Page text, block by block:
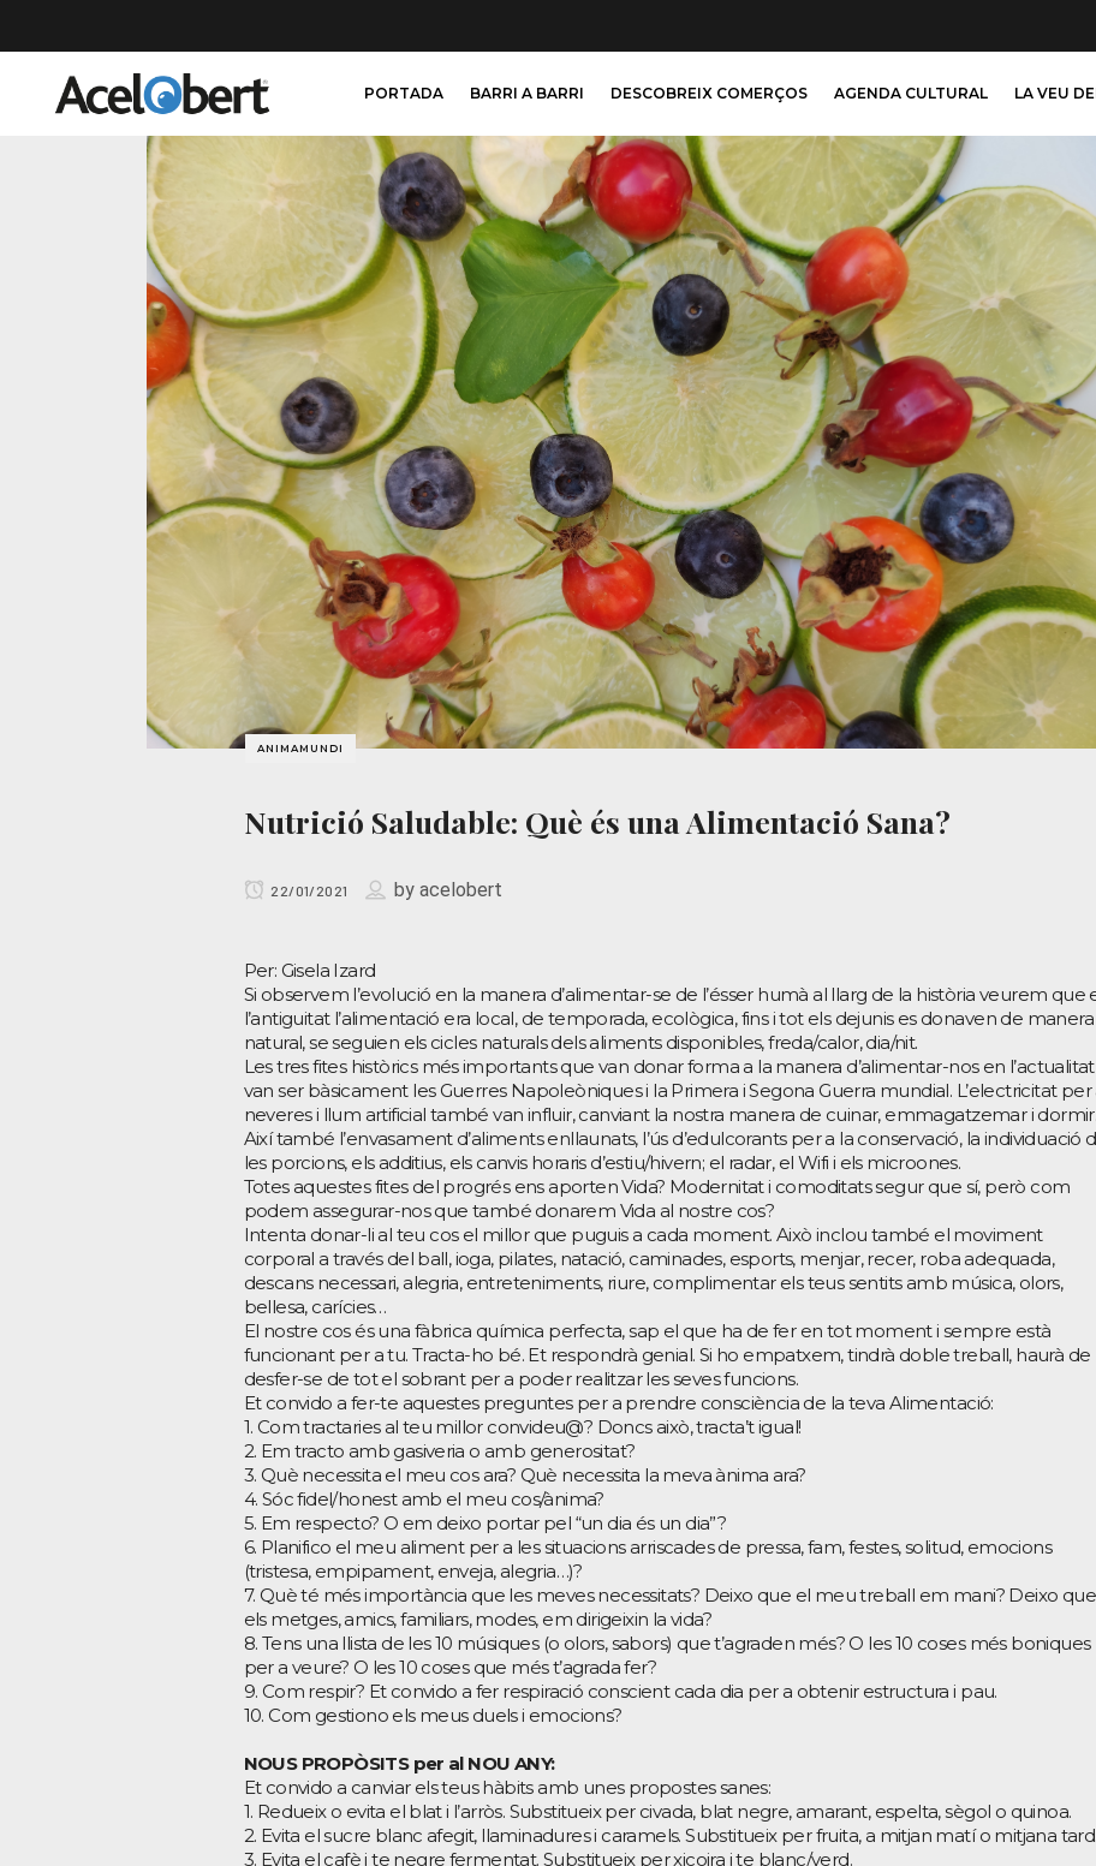
PORTADA BARRI A BARRI DESCOBREIX COMERÇOS AGENDA CULTURAL LA VEU
ANIMAMUNDI
Nutrició Saludable: Què és una Alimentació Sana?
22/01/2021 byacelobert
Per: Gisela Izard
Si observem l’evolució en la manera d’alimentar-se de l’ésser humà al llarg de la història veurem que
l’antiguitat l’alimentació era local, de temporada, ecològica, fins i tot els dejunis es donaven de manera
natural, se seguien els cicles naturals dels aliments disponibles, freda/calor, dia/nit.
Les tres fites històrics més importants que van donar forma a la manera d’alimentar-nos en l’actualitat
van ser bàsicament les Guerres Napoleòniques i la Primera i Segona Guerra mundial. L’electricitat per
neveres i llum artificial també van influir, canviant la nostra manera de cuinar, emmagatzemar i dormir.
Així també l’envasament d’aliments enllaunats, l’ús d’edulcorants per a la conservació, la individuació
les porcions, els additius, els canvis horaris d’estiu/hivern; el radar, el Wifi i els microones.
Totes aquestes fites del progrés ens aporten Vida? Modernitat i comoditats segur que sí, però com
podem assegurar-nos que també donarem Vida al nostre cos?
Intenta donar-li al teu cos el millor que puguis a cada moment. Això inclou també el moviment
corporal a través del ball, ioga, pilates, natació, caminades, esports, menjar, recer, roba adequada,
descans necessari, alegria, entreteniments, riure, complimentar els teus sentits amb música, olors,
bellesa, carícies…
El nostre cos és una fàbrica química perfecta, sap el que ha de fer en tot moment i sempre està
funcionant per a tu. Tracta-ho bé. Et respondrà genial. Si ho empatxem, tindrà doble treball, haurà de
desfer-se de tot el sobrant per a poder realitzar les seves funcions.
Et convido a fer-te aquestes preguntes per a prendre consciència de la teva Alimentació:
1. Com tractaries al teu millor convideu@? Doncs això, tracta’t igual!
2. Em tracto amb gasiveria o amb generositat?
3. Què necessita el meu cos ara? Què necessita la meva ànima ara?
4. Sóc fidel/honest amb el meu cos/ànima?
5. Em respecto? O em deixo portar pel “un dia és un dia”?
6. Planifico el meu aliment per a les situacions arriscades de pressa, fam, festes, solitud, emocions
(tristesa, empipament, enveja, alegria…)?
7. Què té més importància que les meves necessitats? Deixo que el meu treball em mani? Deixo que
els metges, amics, familiars, modes, em dirigeixin la vida?
8. Tens una llista de les 10 músiques (o olors, sabors) que t’agraden més? O les 10 coses més boniques
per a veure? O les 10 coses que més t’agrada fer?
9. Com respir? Et convido a fer respiració conscient cada dia per a obtenir estructura i pau.
10. Com gestiono els meus duels i emocions?
NOUS PROPÒSITS per al NOU ANY:
Et convido a canviar els teus hàbits amb unes propostes sanes:
1. Redueix o evita el blat i l’arròs. Substitueix per civada, blat negre, amarant, espelta, sègol o quinoa.
2. Evita el sucre blanc afegit, llaminadures i caramels. Substitueix per fruita, a mitjan matí o mitjana tard.
3. Evita el cafè i te negre fermentat. Substitueix per xicoira i te blanc/verd.